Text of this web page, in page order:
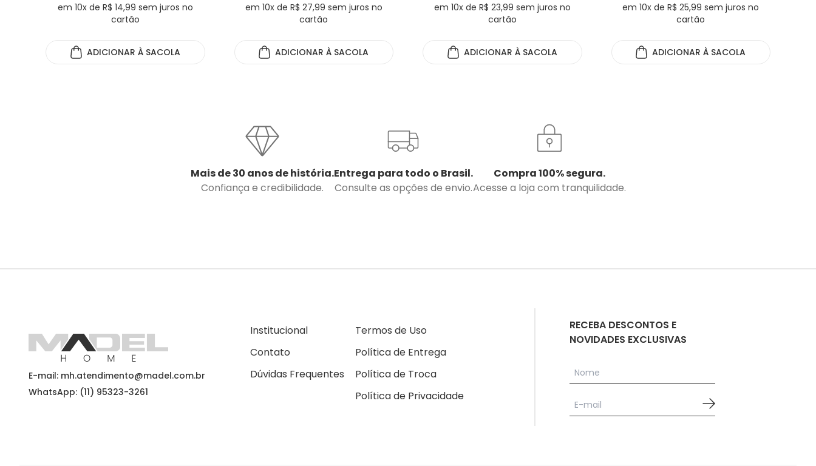
em 10x de R$ 14,99 sem juros no
cartão
ADICIONAR À SACOLA
em 10x de R$ 27,99 sem juros no
cartão
ADICIONAR À SACOLA
em 10x de R$ 23,99 sem juros no
cartão
ADICIONAR À SACOLA
em 10x de R$ 25,99 sem juros no
cartão
ADICIONAR À SACOLA
Mais de 30 anos de história.
Confiança e credibilidade.
Entrega para todo o Brasil.
Consulte as opções de envio.
Compra 100% segura.
Acesse a loja com tranquilidade.
E-mail: mh.atendimento@madel.com.br
WhatsApp: (11) 95323-3261
Institucional
Contato
Dúvidas Frequentes
Termos de Uso
Política de Entrega
Política de Troca
Política de Privacidade
RECEBA DESCONTOS E
NOVIDADES EXCLUSIVAS